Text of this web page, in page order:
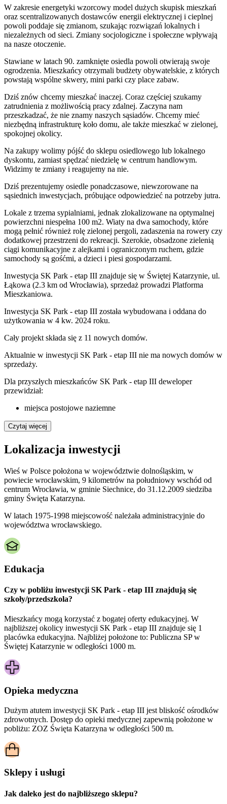
W zakresie energetyki wzorcowy model dużych skupisk mieszkań
oraz scentralizowanych dostawców energii elektrycznej i cieplnej
powoli poddaje się zmianom, szukając rozwiązań lokalnych i
niezależnych od sieci. Zmiany socjologiczne i społeczne wpływają
na nasze otoczenie.
Stawiane w latach 90. zamknięte osiedla powoli otwierają swoje
ogrodzenia. Mieszkańcy otrzymali budżety obywatelskie, z których
powstają wspólne skwery, mini parki czy place zabaw.
Dziś znów chcemy mieszkać inaczej. Coraz częściej szukamy
zatrudnienia z możliwością pracy zdalnej. Zaczyna nam
przeszkadzać, że nie znamy naszych sąsiadów. Chcemy mieć
niezbędną infrastrukturę koło domu, ale także mieszkać w zielonej,
spokojnej okolicy.
Na zakupy wolimy pójść do sklepu osiedlowego lub lokalnego
dyskontu, zamiast spędzać niedzielę w centrum handlowym.
Widzimy te zmiany i reagujemy na nie.
Dziś prezentujemy osiedle ponadczasowe, niewzorowane na
sąsiednich inwestycjach, próbujące odpowiedzieć na potrzeby jutra.
Lokale z trzema sypialniami, jednak zlokalizowane na optymalnej
powierzchni niespełna 100 m2. Wiaty na dwa samochody, które
mogą pełnić również rolę zielonej pergoli, zadaszenia na rowery czy
dodatkowej przestrzeni do rekreacji. Szerokie, obsadzone zielenią
ciągi komunikacyjne z alejkami i ograniczonym ruchem, gdzie
samochody są gośćmi, a dzieci i piesi gospodarzami.
Inwestycja SK Park - etap III znajduje się w Świętej Katarzynie, ul.
Łąkowa (2.3 km od Wrocławia), sprzedaż prowadzi Platforma
Mieszkaniowa.
Inwestycja SK Park - etap III została wybudowana i oddana do
użytkowania w 4 kw. 2024 roku.
Cały projekt składa się z 11 nowych domów.
Aktualnie w inwestycji SK Park - etap III nie ma nowych domów w
sprzedaży.
Dla przyszłych mieszkańców SK Park - etap III deweloper
przewidział:
miejsca postojowe naziemne
Czytaj więcej
Lokalizacja inwestycji
Wieś w Polsce położona w województwie dolnośląskim, w
powiecie wrocławskim, 9 kilometrów na południowy wschód od
centrum Wrocławia, w gminie Siechnice, do 31.12.2009 siedziba
gminy Święta Katarzyna.
W latach 1975-1998 miejscowość należała administracyjnie do
województwa wrocławskiego.
Edukacja
Czy w pobliżu inwestycji SK Park - etap III znajdują się
szkoły/przedszkola?
Mieszkańcy mogą korzystać z bogatej oferty edukacyjnej. W
najbliższej okolicy inwestycji SK Park - etap III znajduje się 1
placówka edukacyjna. Najbliżej położone to: Publiczna SP w
Świętej Katarzynie w odległości 1000 m.
Opieka medyczna
Dużym atutem inwestycji SK Park - etap III jest bliskość ośrodków
zdrowotnych. Dostęp do opieki medycznej zapewnią położone w
pobliżu: ZOZ Święta Katarzyna w odległości 500 m.
Sklepy i usługi
Jak daleko jest do najbliższego sklepu?